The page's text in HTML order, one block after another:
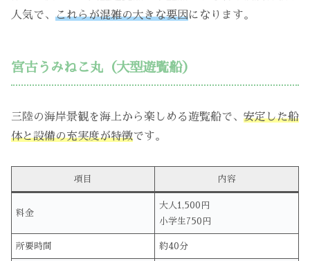
人気で、 これらが混雑の大きな要因になります。
宮古うみねこ丸（大型遊覧船）
三陸の海岸景観を海上から楽しめる遊覧船で、 安定した船
体と設備の充実度が特徴です。
項目 内容
料金
大人1,500円
小学生750円
所要時間 約40分